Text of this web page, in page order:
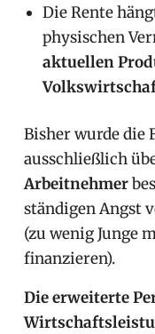
Die Rente
physischen
aktuellen
Bisher wurde die
ausschließlich
Arbeitnehmer
ständigen Angst
(zu wenig Junge
finanzieren).
Die erweiterte